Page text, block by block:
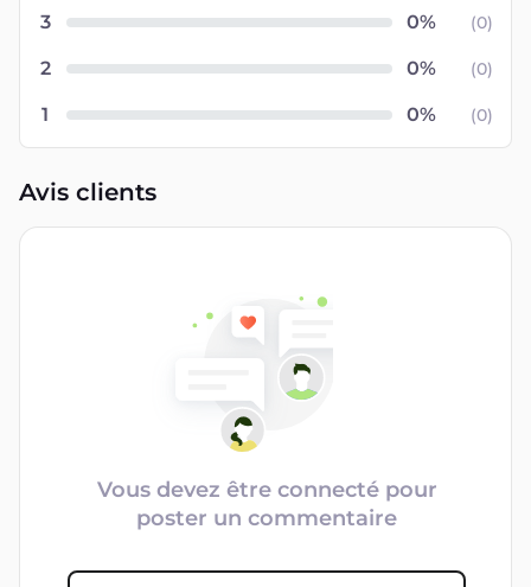
3 (0)
2 (0)
1 (0)
Avis clients
Vous devez être connecté pour
poster un commentaire